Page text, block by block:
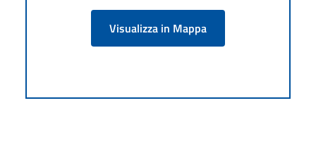
Visualizza in Mappa